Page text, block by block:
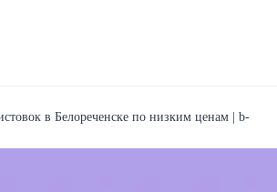
в Белореченске по низким ценам | b-